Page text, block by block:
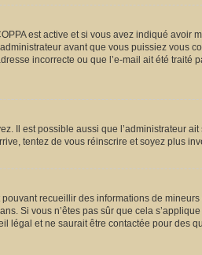
est active et si vous avez indiqué avoir
avant que vous puissiez vous
incorrecte ou que l’e-mail ait été traité
Il est possible aussi que l’administrateur
tentez de vous réinscrire et soyez plus
recueillir des informations de
Si vous n’êtes pas sûr que cela
et ne saurait être contactée pour des